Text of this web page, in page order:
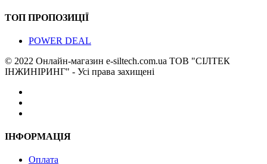
ТОП ПРОПОЗИЦІЇ
POWER DEAL
© 2022 Онлайн-магазин e-siltech.com.ua ТОВ "СІЛТЕК
ІНЖИНІРИНГ" - Усі права захищені
ІНФОРМАЦІЯ
Оплата